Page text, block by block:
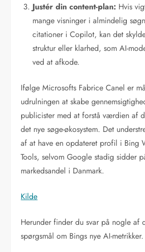
Justér din content-plan: Hvis
mange visninger i almindelig
citationer i Copilot, kan det
struktur eller klarhed, som AI-
ved at afkode.
Ifølge Microsofts Fabrice Canel er
udrulningen at skabe
publicister med at forstå værdien af
det nye søge-økosystem. Det
af at have en opdateret profil i Bing
Tools, selvom Google stadig sidder
markedsandel i Danmark.
Kilde
Herunder finder du svar på nogle af
spørgsmål om Bings nye AI-metrikker.